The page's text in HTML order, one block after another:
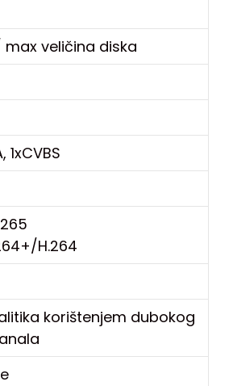
veličina diska
1xCVBS
H.264
korištenjem dubokog